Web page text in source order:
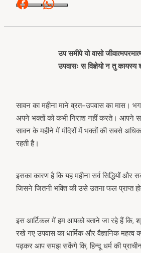
Facebook
उप समीपे यो वासो
उपवासः स विज्ञेयो न तु
सावन का महीना माने व्रत-उपवास का मास।
अपने भक्तों को कभी निराश नहीं करते। आपने
सावन के महीने में मंदिरों में भक्तों की सबसे
रहती है।
इसका कारण है कि यह महीना सर्व सिद्धियों और
जिसने जितनी भक्ति की उसे उतना फल प्राप्त
इस आर्टिकल में हम आपको बताने जा रहे हैं कि,
रखे गए उपवास का धार्मिक और वैज्ञानिक महत्व
पढ़कर आप समझ सकेंगे कि, हिन्दू धर्म की